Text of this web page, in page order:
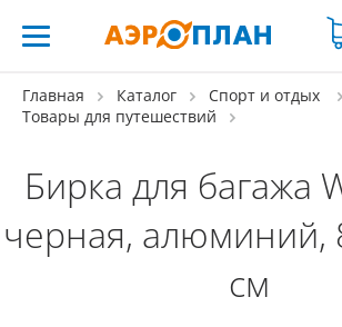
Главная Каталог
Спорт и отдых
Товары для путешествий
Бирка для багажа
черная, алюминий,
см